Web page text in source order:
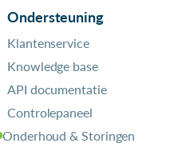
Ondersteuning
Klantenservice
Knowledge base
API documentatie
Controlepaneel
Onderhoud & Storingen